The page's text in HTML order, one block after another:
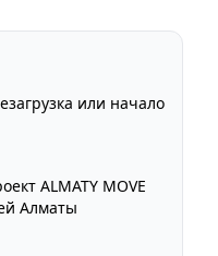
или начало
ALMATY MOVE
Алматы